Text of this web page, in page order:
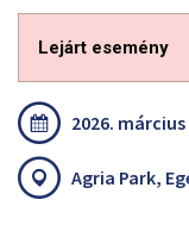
Lejárt esemény
2026. március
Agria Park,